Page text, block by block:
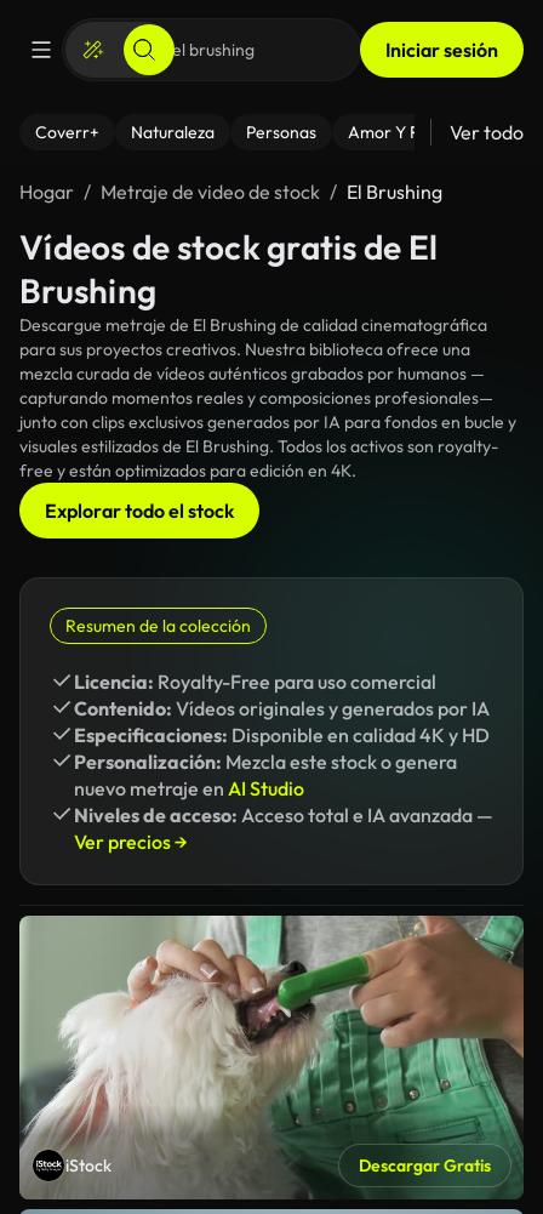
Iniciar sesión
Coverr+ Naturaleza Personas Amor Y Relaciones
Ver todo
Hogar Metraje de video de stock El Brushing
Vídeos de stock gratis de El
Brushing
Descargue metraje de El Brushing de calidad cinematográfica
para sus proyectos creativos. Nuestra biblioteca ofrece una
mezcla curada de vídeos auténticos grabados por humanos —
capturando momentos reales y composiciones profesionales—
junto con clips exclusivos generados por IA para fondos en bucle y
visuales estilizados de El Brushing. Todos los activos son royalty-
free y están optimizados para edición en 4K.
Explorar todo el stock
Resumen de la colección
Licencia: Royalty-Free para uso comercial
Contenido: Vídeos originales y generados por IA
Especificaciones: Disponible en calidad 4K y HD
Personalización: Mezcla este stock o genera
nuevo metraje en AI Studio
Niveles de acceso: Acceso total e IA avanzada —
Ver precios →
iStock Descargar Gratis